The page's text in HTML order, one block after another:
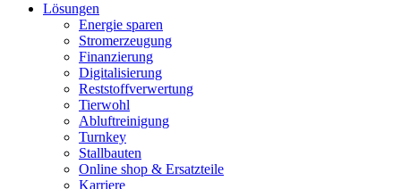
Lösungen
Energie sparen
Stromerzeugung
Finanzierung
Digitalisierung
Reststoffverwertung
Tierwohl
Abluftreinigung
Turnkey
Stallbauten
Online shop & Ersatzteile
Karriere